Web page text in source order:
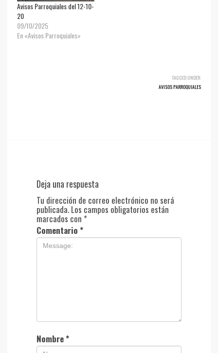
Avisos Parroquiales del 12-10-
20
09/10/2025
En «Avisos Parroquiales»
TAGGED UNDER:
AVISOS PARROQUIALES
Deja una respuesta
Tu dirección de correo electrónico no será
publicada. Los campos obligatorios están
marcados con *
Comentario *
Nombre*